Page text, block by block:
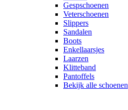
Gespschoenen
Veterschoenen
Slippers
Sandalen
Boots
Enkellaarsjes
Laarzen
Klitteband
Pantoffels
Bekijk alle schoenen